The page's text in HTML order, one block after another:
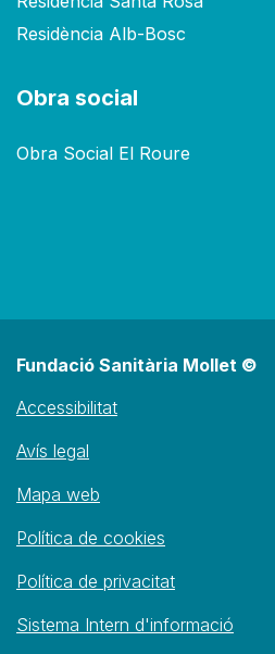
Residència Alb-Bosc
Obra social
Obra Social El Roure
Fundació Sanitària Mollet ©
Accessibilitat
Avís legal
Mapa web
Política de cookies
Política de privacitat
Sistema Intern d'informació